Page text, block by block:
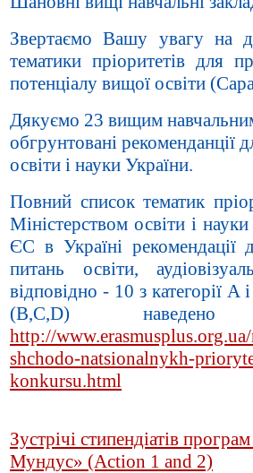
Звертаємо Вашу увагу на
тематики пріоритетів для
потенціалу вищої освіти
Дякуємо 23 вищим
обгрунтовані рекоменданції
освіти і науки України.
Повний список тематик
Міністерством освіти і
ЄС в Україні рекомендації
питань освіти,
відповідно - 10 з категорії А
(B,C,D)
http://
shchodo-natsionalnykh-
konkursu.html
Зустрічі стипендіатів
Мундус» (Action 1 and 2)